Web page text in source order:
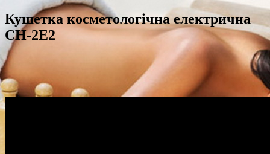
Кушетка косметологічна електрична
CH-2E2